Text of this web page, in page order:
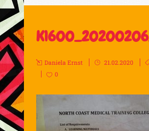
Daniela Ernst 21.02.2020
0